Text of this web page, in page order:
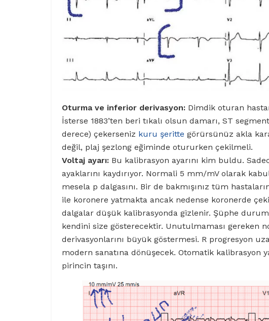
Oturma ve inferior derivasyon: Dimdik oturan
İsterse 1883’ten beri tıkalı olsun damarı, ST
derece) çekerseniz kuru şeritte görürsünüz akla
değil, plaj şezlong eğiminde otururken çekilmeli.
Voltaj ayarı: Bu kalibrasyon ayarını kim buldu.
ayaklarını kaydırıyor. Normali 5 mm/mV olarak
mesela p dalgasını. Bir de bakmışınız tüm
ile koronere yatmakta ancak nedense koronerde
dalgalar düşük kalibrasyonda gizlenir. Şüphe
kendini size gösterecektir. Unutulmaması gereken
derivasyonlarını büyük göstermesi. R progresyon
modern sanatına dönüşecek. Otomatik kalibrasyon
pirincin taşını.